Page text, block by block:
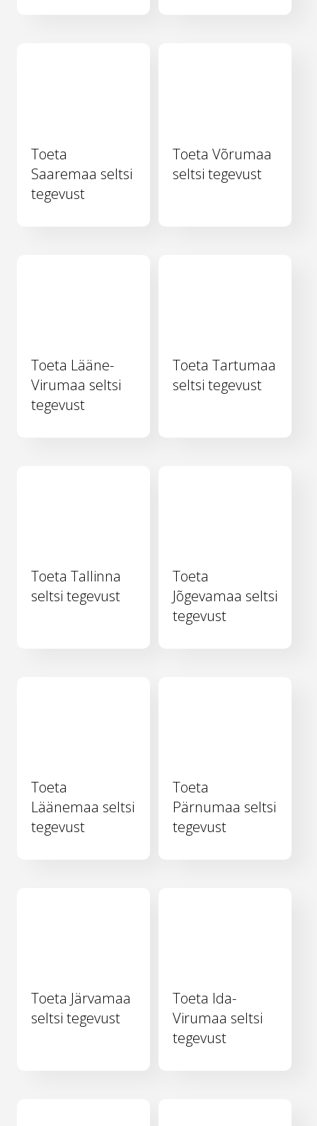
Toeta
Saaremaa seltsi
tegevust
Toeta Võrumaa
seltsi tegevust
Toeta Lääne-
Virumaa seltsi
tegevust
Toeta Tartumaa
seltsi tegevust
Toeta Tallinna
seltsi tegevust
Toeta
Jõgevamaa seltsi
tegevust
Toeta
Läänemaa seltsi
tegevust
Toeta
Pärnumaa seltsi
tegevust
Toeta Järvamaa
seltsi tegevust
Toeta Ida-
Virumaa seltsi
tegevust